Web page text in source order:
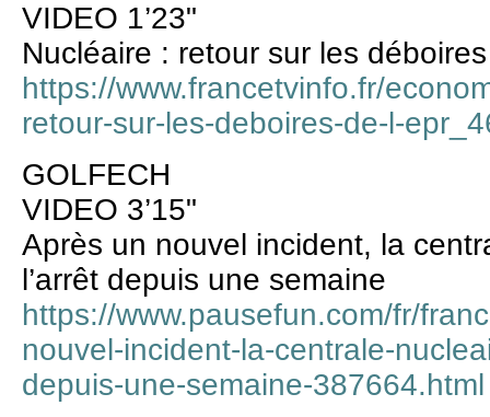
VIDEO 1’23"
Nucléaire : retour sur les déboires
https://www.francetvinfo.fr/
retour-sur-les-deboires-de-l-
GOLFECH
VIDEO 3’15"
Après un nouvel incident, la
l’arrêt depuis une semaine
https://www.pausefun.com/fr/
nouvel-incident-la-centrale-
depuis-une-semaine-387664.html